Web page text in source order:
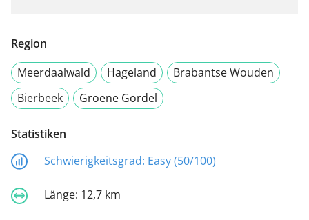
Region
Meerdaalwald
Hageland
Brabantse Wouden
Bierbeek
Groene Gordel
Statistiken
Schwierigkeitsgrad: Easy (50/100)
Länge: 12,7 km